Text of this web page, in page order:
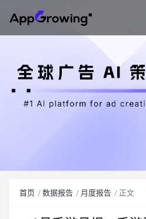
首页 数据报告 月度报告 正文